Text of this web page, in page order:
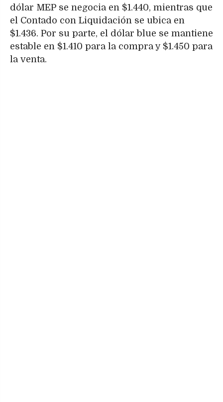
dólar MEP se negocia en $1.440, mientras que
el Contado con Liquidación se ubica en
$1.436. Por su parte, el dólar blue se mantiene
estable en $1.410 para la compra y $1.450 para
la venta.